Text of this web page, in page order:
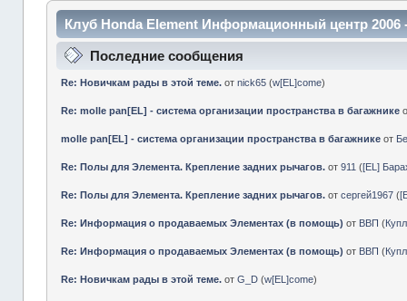
Клуб Honda Element Информационный центр
Последние сообщения
Re: Новичкам рады в этой теме. отnick65 (w[EL]come)
Re: molle pan[EL] - система организации пространства в багажнике
molle pan[EL] - система организации пространства в багажнике от
Re: Полы для Элемента. Крепление задних рычагов. от911 ([EL]
Re: Полы для Элемента. Крепление задних рычагов. отсергей1967 (
Re: Информация о продаваемых Элементах (в помощь) от ВВП (
Re: Информация о продаваемых Элементах (в помощь) от ВВП (
Re: Новичкам рады в этой теме. отG_D (w[EL]come)